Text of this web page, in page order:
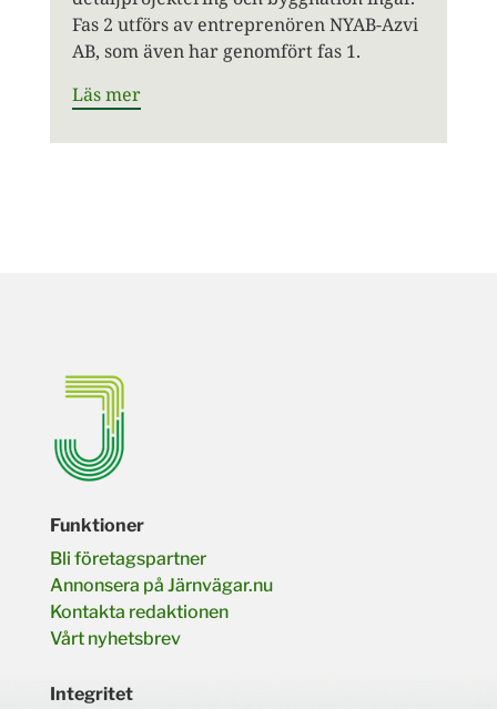
Fas 2 utförs av entreprenören NYAB-Azvi
AB, som även har genomfört fas 1.
Läs mer
Funktioner
Bli företagspartner
Annonsera på Järnvägar.nu
Kontakta redaktionen
Vårt nyhetsbrev
Integritet